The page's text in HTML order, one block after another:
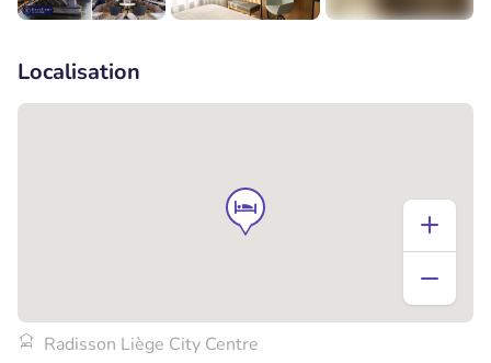
Localisation
Radisson Liège City Centre